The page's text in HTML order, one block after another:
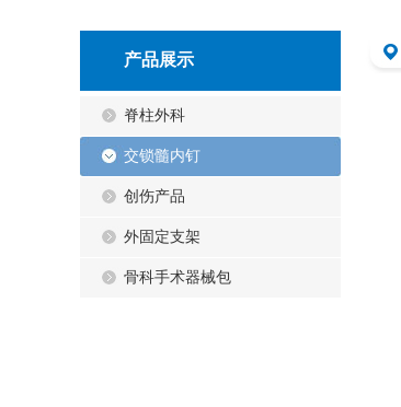
产品展示
脊柱外科
交锁髓内钉
创伤产品
外固定支架
骨科手术器械包